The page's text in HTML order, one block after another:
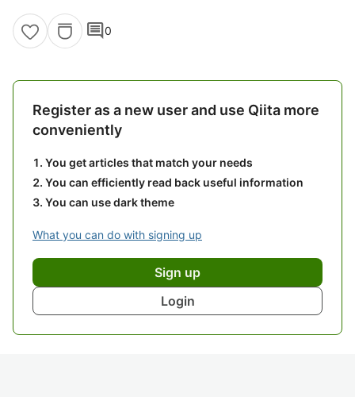
comment0
Register as a new user and use Qiita more
conveniently
You get articles that match your needs
You can efficiently read back useful information
You can use dark theme
What you can do with signing up
Sign up
Login